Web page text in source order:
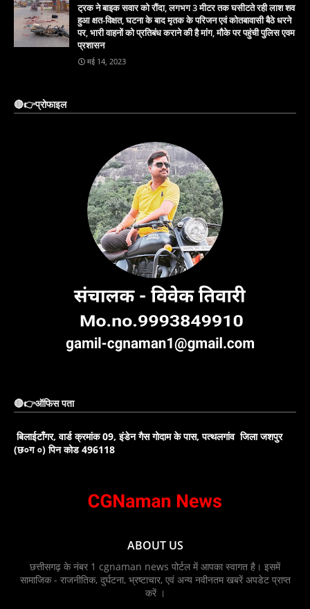
ट्रक ने बाइक सवार को रौंदा, लगभग 3 मीटर तक घसीटते रही लाश शव
हुआ क्षत-विक्षत, घटना के बाद मृतक के परिजन एवं कोतबावासी बैठे धरने
पर, भारी वाहनों को प्रतिबंध कराने की है मांग, मौके पर पहुंची पुलिस एवम
प्रशासन
मई 14, 2023
🔴👉प्रोफाइल
🔴👉ऑफिस पता
बिलाईटाँगर, वार्ड क्रमांक 09, इंडेन गैस गोदाम के पास, पत्थलगांव जिला जशपुर
(छ०ग ०) पिन कोड 496118
ABOUT US
छत्तीसगढ़ के नंबर 1 cgnaman news पोर्टल में आपका स्वागत है। इसमें
सामाजिक - राजनीतिक, दुर्घटना, भ्रष्टाचार, एवं अन्य नवीनतम खबरें अपडेट प्राप्त
करें ।